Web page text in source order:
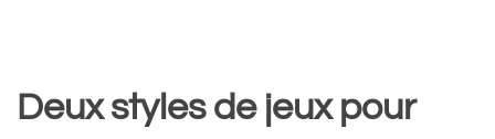
Deux styles de jeux pour